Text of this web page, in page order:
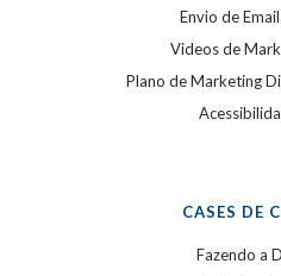
Envio de
Videos de
Plano de Marketing
CASES DE
Fazendo a